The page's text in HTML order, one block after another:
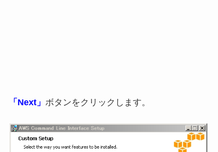
「Next」 ボタンをクリックします。